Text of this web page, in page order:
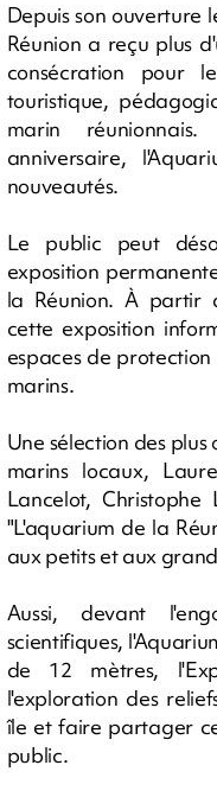
Depuis son ouverture
Réunion a reçu plus
consécration pour
touristique,
marin
anniversaire,
nouveautés.
Le public peut
exposition
la Réunion. À partir
cette exposition
espaces de
marins.
Une sélection des
marins locaux,
Lancelot,
"L'aquarium de la
aux petits et aux
Aussi, devant
scientifiques,
de 12 mètres,
l'exploration des
île et faire partager
public.